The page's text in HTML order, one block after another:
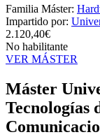
Familia Máster:
Impartido por:
2.120,40€
No habilitante
VER MÁSTER
Máster
Tecnologías